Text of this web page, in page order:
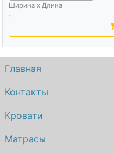
Ширина х Длина
Главная
Контакты
Кровати
Матрасы